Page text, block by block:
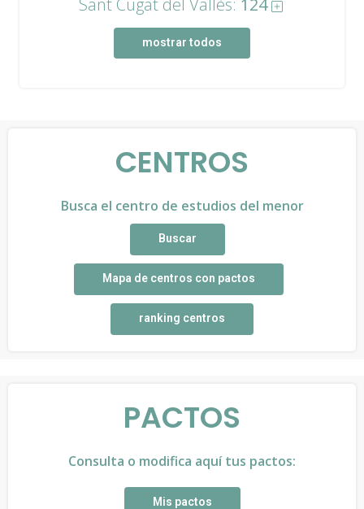
mostrar todos
CENTROS
Busca el centro de estudios del menor
Buscar
Mapa de centros con pactos
ranking centros
PACTOS
Consulta o modifica aquí tus pactos:
Mis pactos